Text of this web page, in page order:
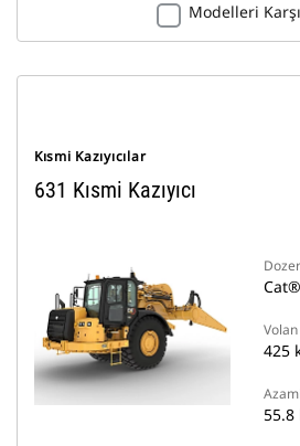
Modelleri
Kısmi Kazıyıcılar
631 Kısmi Kazıyıcı
425
55.8